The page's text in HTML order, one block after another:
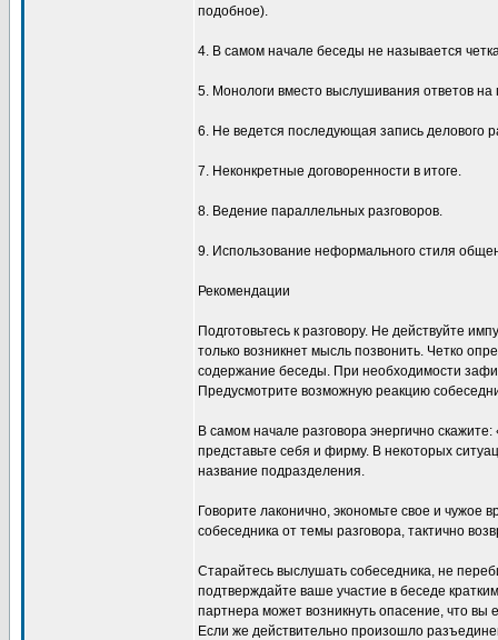
подобное).
4. В самом начале беседы не называется
5. Монологи вместо выслушивания ответов
6. Не ведется последующая запись делового
7. Неконкретные договоренности в итоге.
8. Ведение параллельных разговоров.
9. Использование неформального стиля
Рекомендации
Подготовьтесь к разговору. Не действуйте
только возникнет мысль позвонить. Четко
содержание беседы. При необходимости
Предусмотрите возможную реакцию
В самом начале разговора энергично
представьте себя и фирму. В некоторых
название подразделения.
Говорите лаконично, экономьте свое и чужое
собеседника от темы разговора, тактично
Старайтесь выслушать собеседника, не
подтверждайте ваше участие в беседе
партнера может возникнуть опасение, что вы
Если же действительно произошло